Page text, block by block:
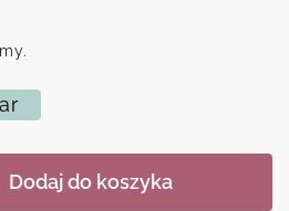
Dodaj do koszyka